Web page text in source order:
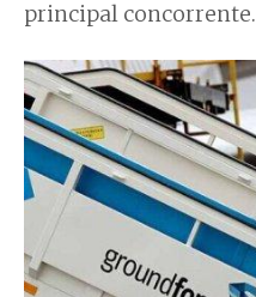
principal concorrente.